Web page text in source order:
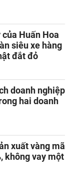
Huấn Hoa
siêu xe hàng
đắt đỏ
doanh nghiệp
hai doanh
xuất vàng mã
không vay một